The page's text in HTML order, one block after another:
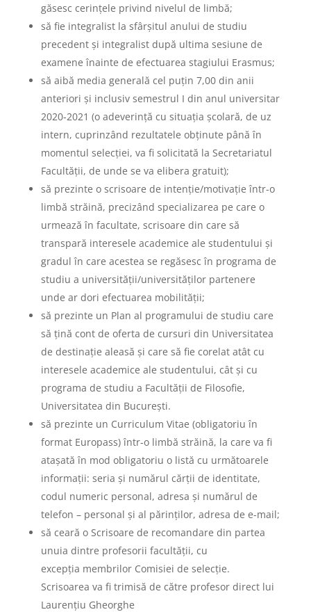
găsesc cerințele privind nivelul de limbă;
să fie integralist la sfârșitul anului de studiu
precedent și integralist după ultima sesiune de
examene înainte de efectuarea stagiului Erasmus;
să aibă media generală cel puțin 7,00 din anii
anteriori și inclusiv semestrul I din anul universitar
2020-2021 (o adeverință cu situația școlară, de uz
intern, cuprinzând rezultatele obținute până în
momentul selecției, va fi solicitată la Secretariatul
Facultății, de unde se va elibera gratuit);
să prezinte o scrisoare de intenție/motivație într-o
limbă străină, precizând specializarea pe care o
urmează în facultate, scrisoare din care să
transpară interesele academice ale studentului și
gradul în care acestea se regăsesc în programa de
studiu a universității/universităților partenere
unde ar dori efectuarea mobilității;
să prezinte un Plan al programului de studiu care
să țină cont de oferta de cursuri din Universitatea
de destinație aleasă și care să fie corelat atât cu
interesele academice ale studentului, cât și cu
programa de studiu a Facultății de Filosofie,
Universitatea din București.
să prezinte un Curriculum Vitae (obligatoriu în
format Europass) într-o limbă străină, la care va fi
atașată în mod obligatoriu o listă cu următoarele
informații: seria și numărul cărții de identitate,
codul numeric personal, adresa și numărul de
telefon – personal și al părinților, adresa de e-mail;
să ceară o Scrisoare de recomandare din partea
unuia dintre profesorii facultății, cu
excepția membrilor Comisiei de selecție.
Scrisoarea va fi trimisă de către profesor direct lui
Laurențiu Gheorghe